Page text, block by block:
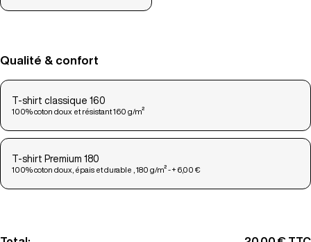
Qualité & confort
T-shirt classique 160
100% coton doux et résistant 160 g/m²
T-shirt Premium 180
100% coton doux, épais et durable , 180 g/m² - + 6,00 €